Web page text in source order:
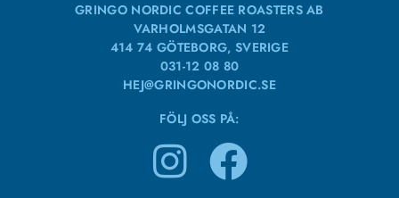
GRINGO NORDIC COFFEE ROASTERS AB
VARHOLMSGATAN 12
414 74 GÖTEBORG, SVERIGE
031-12 08 80
HEJ@GRINGONORDIC.SE
FÖLJ OSS PÅ: